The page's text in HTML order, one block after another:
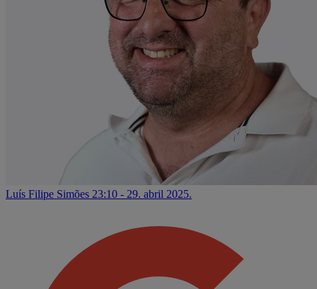
Luís Filipe Simões 23:10 - 29. abril 2025.